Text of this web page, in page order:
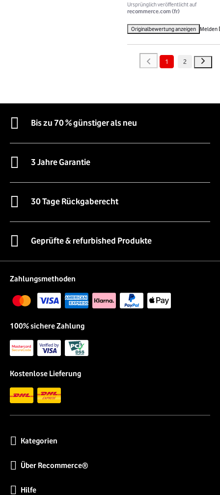
Ursprünglich veröffentlicht auf
recommerce.com (fr)
Originalbewertung anzeigen Melden
1 2
Bis zu 70 % günstiger als neu
3 Jahre Garantie
30 Tage Rückgaberecht
Geprüfte & refurbished Produkte
Zahlungsmethoden
100% sichere Zahlung
Kostenlose Lieferung
Kategorien
Über Recommerce®
Hilfe